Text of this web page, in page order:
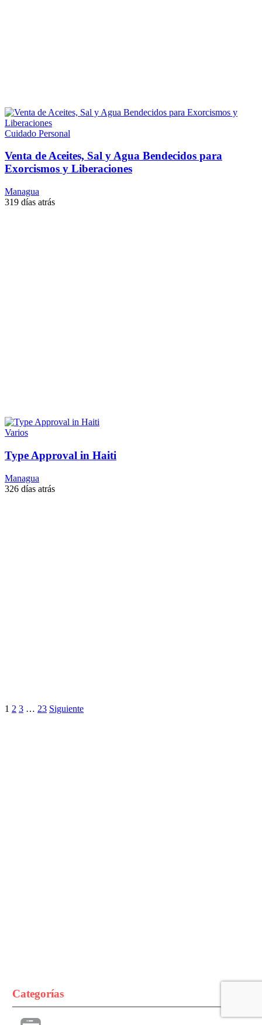
Cuidado Personal
Venta de Aceites, Sal y Agua Bendecidos para
Exorcismos y Liberaciones
Managua
319 días atrás
Varios
Type Approval in Haiti
Managua
326 días atrás
1 2 3 … 23 Siguiente
Categorías